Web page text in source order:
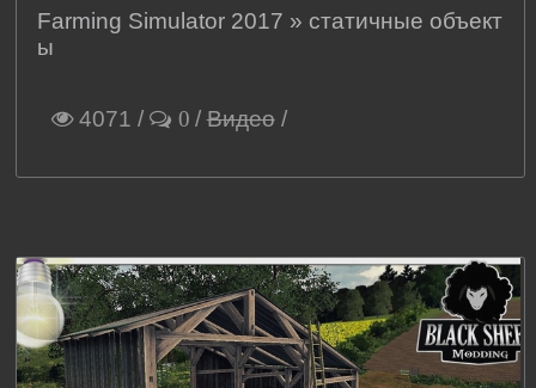
Farming Simulator 2017 » статичные объект
ы
4071 / 0 /Видео/